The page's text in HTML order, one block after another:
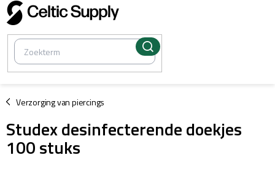
Overslaan
naar
inhoud
Verzorging van piercings
/
Studex desinfecterende doekjes
100 stuks